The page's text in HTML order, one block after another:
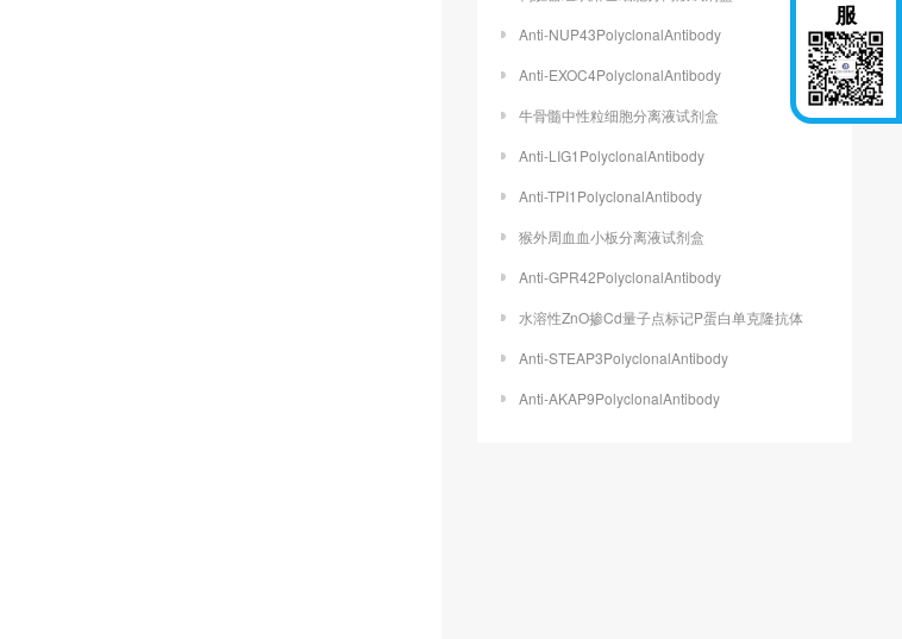
Anti-NUP43PolyclonalAntibody
Anti-EXOC4PolyclonalAntibody
牛骨髓中性粒细胞分离液试剂盒
Anti-LIG1PolyclonalAntibody
Anti-TPI1PolyclonalAntibody
猴外周血血小板分离液试剂盒
Anti-GPR42PolyclonalAntibody
水溶性ZnO掺Cd量子点标记P蛋白单克隆抗体
Anti-STEAP3PolyclonalAntibody
Anti-AKAP9PolyclonalAntibody
服